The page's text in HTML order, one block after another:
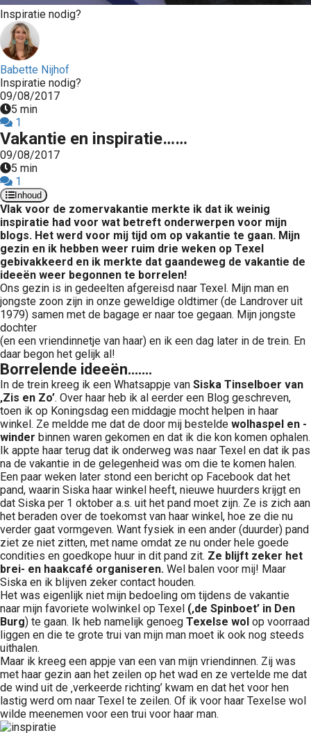
Inspiratie nodig?
Babette Nijhof
Inspiratie nodig?
09/08/2017
5 min
1
Vakantie en inspiratie……
09/08/2017
5 min
1
Inhoud
Vlak voor de zomervakantie merkte ik dat ik weinig
inspiratie had voor wat betreft onderwerpen voor mijn
blogs. Het werd voor mij tijd om op vakantie te gaan. Mijn
gezin en ik hebben weer ruim drie weken op Texel
gebivakkeerd en ik merkte dat gaandeweg de vakantie de
ideeën weer begonnen te borrelen!
Ons gezin is in gedeelten afgereisd naar Texel. Mijn man en
jongste zoon zijn in onze geweldige oldtimer (de Landrover uit
1979) samen met de bagage er naar toe gegaan. Mijn jongste
dochter
(en een vriendinnetje van haar) en ik een dag later in de trein. En
daar begon het gelijk al!
Borrelende ideeën…….
In de trein kreeg ik een Whatsappje van Siska Tinselboer van
‚Zis en Zo’. Over haar heb ik al eerder een Blog geschreven,
toen ik op Koningsdag een middagje mocht helpen in haar
winkel. Ze meldde me dat de door mij bestelde wolhaspel en -
winder binnen waren gekomen en dat ik die kon komen ophalen.
Ik appte haar terug dat ik onderweg was naar Texel en dat ik pas
na de vakantie in de gelegenheid was om die te komen halen.
Een paar weken later stond een bericht op Facebook dat het
pand, waarin Siska haar winkel heeft, nieuwe huurders krijgt en
dat Siska per 1 oktober a.s. uit het pand moet zijn. Ze is zich aan
het beraden over de toekomst van haar winkel, hoe ze die nu
verder gaat vormgeven. Want fysiek in een ander (duurder) pand
ziet ze niet zitten, met name omdat ze nu onder hele goede
condities en goedkope huur in dit pand zit. Ze blijft zeker het
brei- en haakcafé organiseren. Wel balen voor mij! Maar
Siska en ik blijven zeker contact houden.
Het was eigenlijk niet mijn bedoeling om tijdens de vakantie
naar mijn favoriete wolwinkel op Texel (‚de Spinboet’ in Den
Burg) te gaan. Ik heb namelijk genoeg Texelse wol op voorraad
liggen en die te grote trui van mijn man moet ik ook nog steeds
uithalen.
Maar ik kreeg een appje van een van mijn vriendinnen. Zij was
met haar gezin aan het zeilen op het wad en ze vertelde me dat
de wind uit de ‚verkeerde richting’ kwam en dat het voor hen
lastig werd om naar Texel te zeilen. Of ik voor haar Texelse wol
wilde meenemen voor een trui voor haar man.